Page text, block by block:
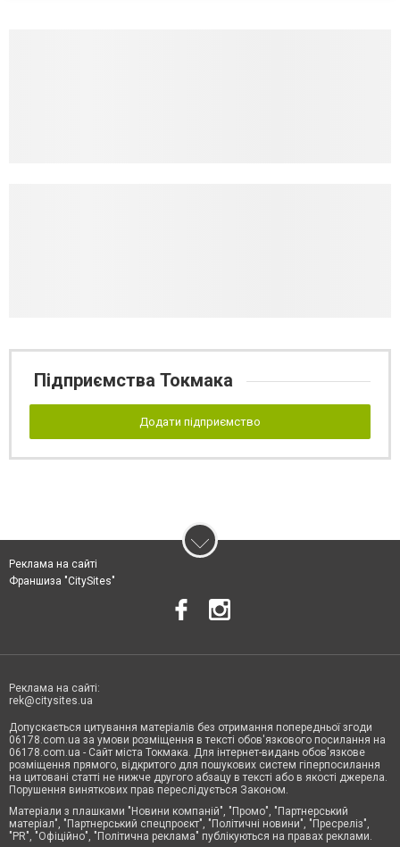
Підприємства Токмака
Додати підприємство
Реклама на сайті
Франшиза "CitySites"
Реклама на сайті:
rek@citysites.ua
Допускається цитування матеріалів без отримання попередньої згоди
06178.com.ua за умови розміщення в тексті обов'язкового посилання на
06178.com.ua - Сайт міста Токмака. Для інтернет-видань обов'язкове
розміщення прямого, відкритого для пошукових систем гіперпосилання
на цитовані статті не нижче другого абзацу в тексті або в якості джерела.
Порушення виняткових прав переслідується Законом.
Матеріали з плашками "Новини компаній", "Промо", "Партнерський
матеріал", "Партнерський спецпроєкт", "Політичні новини", "Пресреліз",
"PR", "Офіційно", "Політична реклама" публікуються на правах реклами.